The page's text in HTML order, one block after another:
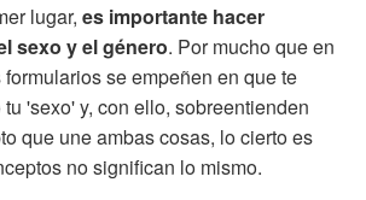
lugar, es importante hacer
sexo y el género. Por mucho que en
se empeñen en que te
'sexo' y, con ello, sobreentienden
que une ambas cosas, lo cierto es
no significan lo mismo.